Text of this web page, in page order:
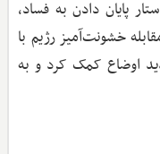
پایان دادن به فساد،
خشونت‌آمیز رژیم با
اوضاع کمک کرد و به